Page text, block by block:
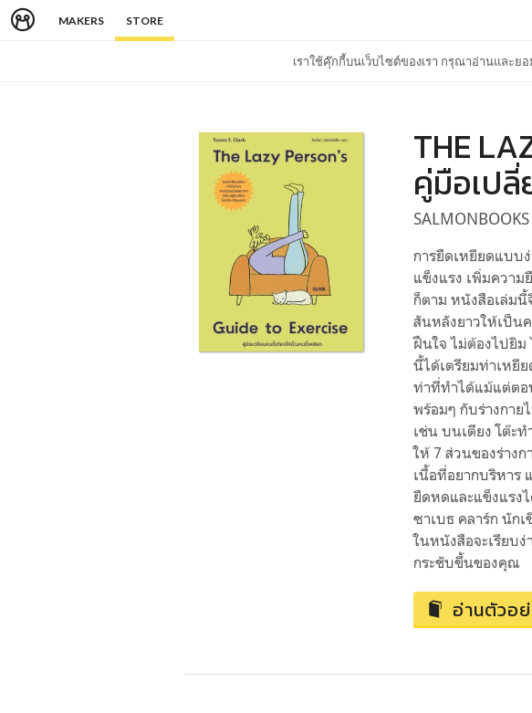
MAKERS STORE
เราใช้คุ๊กกี้บนเว็บไซต์ของเรา กรุณาอ่านและย
THE
คู่มือเป
SALMONBOOKS
การยืดเหยียดแบบ
แข็งแรง เพิ่มควา
ก็ตาม หนังสือเล่มนี้
สันหลังยาวให้เป็น
ฝืนใจ ไม่ต้องไปยิม
นี้ได้เตรียมท่าเหยี
ท่าที่ทำได้แม้แต่ตอ
พร้อมๆ กับร่างกาย
เช่น บนเตียง โต๊ะ
ให้ 7 ส่วนของร่าง
เนื้อที่อยากบริหาร
ยืดหดและแข็งแรง
ซาเบธ คลาร์ก นัก
ในหนังสือจะเรียบ
กระชับขึ้นของคุณ
อ่านตัวอ